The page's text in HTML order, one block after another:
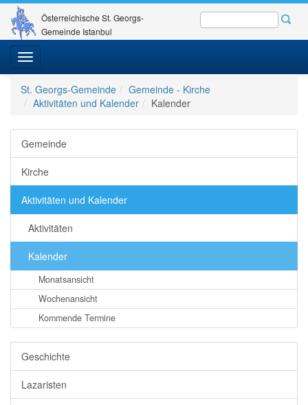
Österreichische St. Georgs-
Gemeinde Istanbul
Toggle
navigation
St. Georgs-Gemeinde
Gemeinde - Kirche
Aktivitäten und Kalender
Kalender
Gemeinde
Kirche
Aktivitäten und Kalender
Aktivitäten
Kalender
Monatsansicht
Wochenansicht
Kommende Termine
Geschichte
Lazaristen